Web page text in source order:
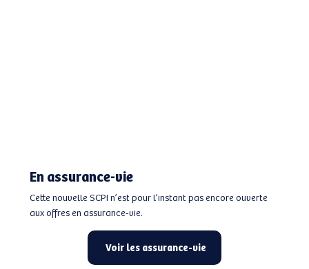
En assurance-vie
Cette nouvelle SCPI n’est pour l’instant pas encore ouverte
aux offres en assurance-vie.
Voir les assurance-vie